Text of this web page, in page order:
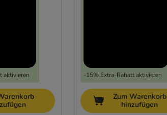
aktivieren -15% Extra-Rabatt aktivieren
Zum Warenkorb
hinzufügen